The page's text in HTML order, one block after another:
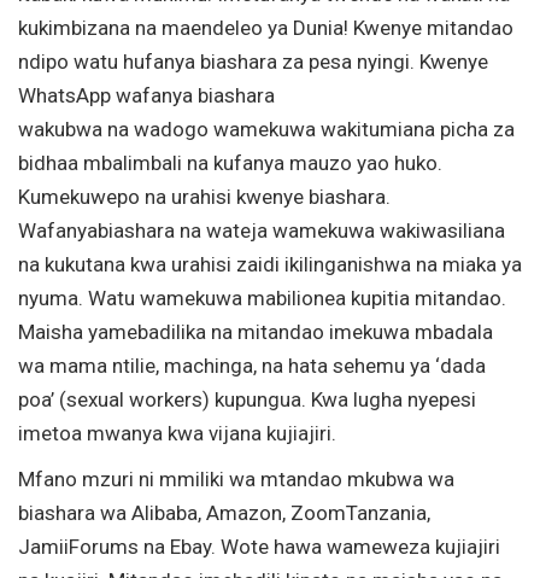
kukimbizana na maendeleo ya Dunia! Kwenye mitandao
ndipo watu hufanya biashara za pesa nyingi. Kwenye
WhatsApp wafanya biashara
wakubwa na wadogo wamekuwa wakitumiana picha za
bidhaa mbalimbali na kufanya mauzo yao huko.
Kumekuwepo na urahisi kwenye biashara.
Wafanyabiashara na wateja wamekuwa wakiwasiliana
na kukutana kwa urahisi zaidi ikilinganishwa na miaka ya
nyuma. Watu wamekuwa mabilionea kupitia mitandao.
Maisha yamebadilika na mitandao imekuwa mbadala
wa mama ntilie, machinga, na hata sehemu ya ‘dada
poa’ (sexual workers) kupungua. Kwa lugha nyepesi
imetoa mwanya kwa vijana kujiajiri.
Mfano mzuri ni mmiliki wa mtandao mkubwa wa
biashara wa Alibaba, Amazon, ZoomTanzania,
JamiiForums na Ebay. Wote hawa wameweza kujiajiri